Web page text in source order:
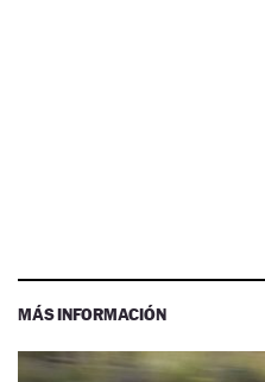
MÁS INFORMACIÓN